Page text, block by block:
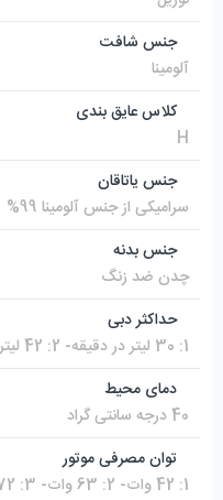
جنس شافت
آلومینا
کلاس عایق بندی
H
جنس یاتاقان
سرامیکی از جنس آلومینا 99%
جنس بدنه
چدن ضد زنگ
حداکثر دبی
1: 30 لیتر در دقیقه- 2: 42 لیتر در دقیقه- 3: 55 دور در دقیقه
دمای محیط
40 درجه سانتی گراد
توان مصرفی موتور
1: 42 وات- 2: 63 وات- 3: 72 وات